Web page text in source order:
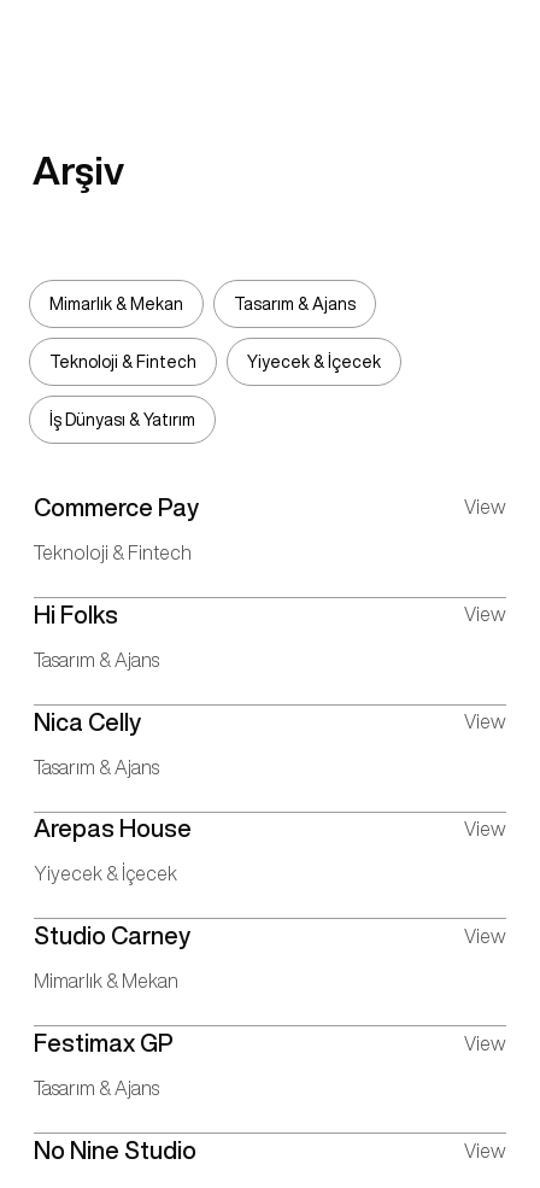
Arşiv
Mimarlık & Mekan Tasarım & Ajans
Teknoloji & Fintech Yiyecek & İçecek
İş Dünyası & Yatırım
Commerce Pay
Teknoloji & Fintech
View
Hi Folks
Tasarım & Ajans
View
Nica Celly
Tasarım & Ajans
View
Arepas House
Yiyecek & İçecek
View
Studio Carney
Mimarlık & Mekan
View
Festimax GP
Tasarım & Ajans
View
No Nine Studio View